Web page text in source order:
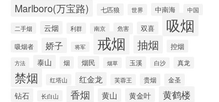
Marlboro(万宝路) 七匹狼 世界 中南海 中国
二手烟 云烟 利群 南京 危害 双喜 吸烟
吸烟者 娇子 将军 戒烟 抽烟 控烟
方法 泰山 烟 烟民 烟草 玉溪 白沙 真龙
禁烟 红塔山 红金龙 芙蓉王 贵烟 金圣
钻石 长白山 香烟 黄山 黄金叶 黄鹤楼